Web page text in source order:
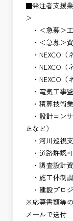
■発注者支援業
＞
・＜急募＞
・＜急募＞
・NEXCO（
・NEXCO（
・NEXCO（
・電気工事
・積算技術
・設計コン
正など）
・河川巡視
・道路許認
・調査設計
・施工体制
・建設プロ
※応募書類等
メールで送付